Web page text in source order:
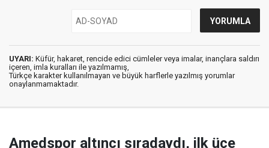
UYARI: Küfür, hakaret, rencide edici cümleler veya imalar, inançlara saldırı
içeren, imla kuralları ile yazılmamış,
Türkçe karakter kullanılmayan ve büyük harflerle yazılmış yorumlar
onaylanmamaktadır.
Amedspor altıncı sıradaydı, ilk üçe